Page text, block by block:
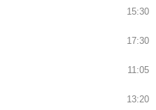
15:30
17:30
11:05
13:20